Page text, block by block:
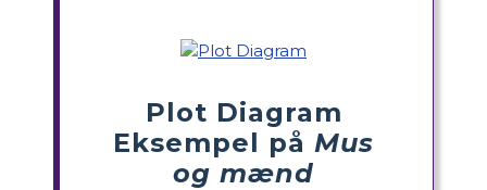
Plot Diagram
Eksempel på Mus
og mænd